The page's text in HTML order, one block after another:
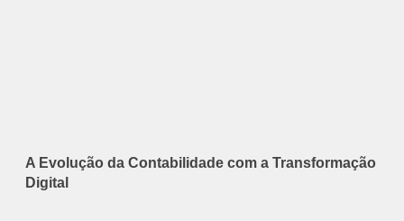
A Evolução da Contabilidade com a Transformação
Digital